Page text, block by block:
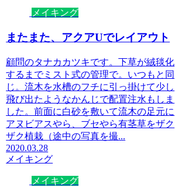
メイキング
またまた、アクアUでレイアウト
顧問のタナカカツキです。下草が絨毯化
するまでミスト式の管理で。いつもと同
じ。流木を水槽のフチに引っ掛けて少し
飛び出たようなかんじで配置注水もしま
した。前面に白砂を敷いて流木の足元に
アヌビアスやら、ブセやら有茎草をザク
ザク植栽（途中の写真を撮...
2020.03.28
メイキング
メイキング